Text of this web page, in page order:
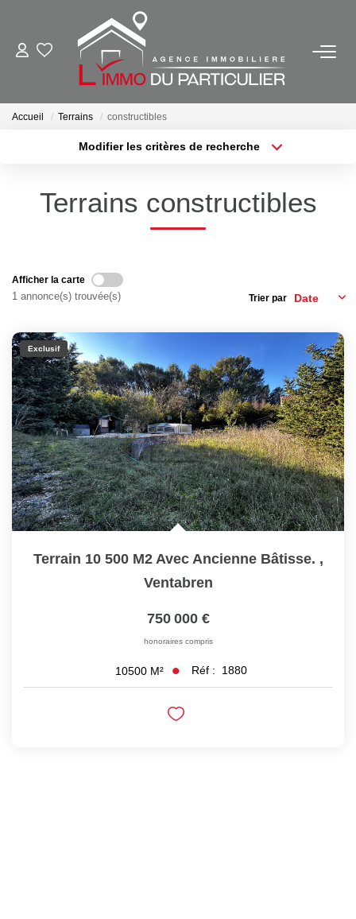
NOS BIENS EN VENTE
Ancien
Neuf
NOS BIENS VENDUS
NOTRE AGENCE
Recrutement
Facebook
Instagram
AVIS
Meilleurs Agents
ACTUS
ESTIMATION EN LIGNE
Accueil Terrains constructibles
Modifier les critères de recherche
Surface min Budget max
Terrains constructibles
Afficher la carte
1 annonce(s) trouvée(s) Trier par
Exclusif
Terrain 10 500 M2 Avec Ancienne Bâtisse. ,
Ventabren
750 000 €
honoraires compris
10500 M² Réf : 1880